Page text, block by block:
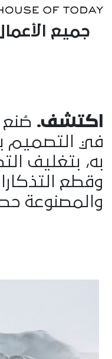
جميع
اكتشف. صُنع
في التصميم
به، بتغليف
وقطع
والمصنوعة